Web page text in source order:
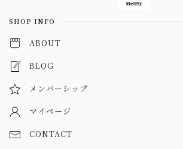
SHOP INFO
ABOUT
BLOG
メンバーシップ
マイページ
CONTACT